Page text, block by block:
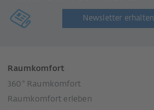
Newsletter erhalten
Raumkomfort
360° Raumkomfort
Raumkomfort erleben